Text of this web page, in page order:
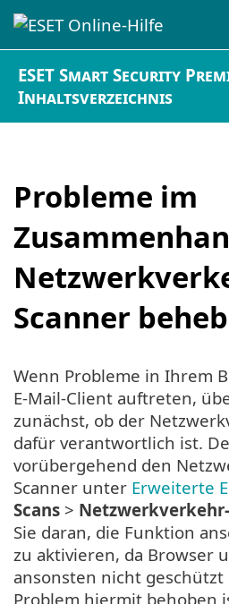
ESET Smart Security
Inhaltsverzeichnis
Probleme im
Scanner
Wenn Probleme in Ihrem
E-Mail-Client auftreten,
zunächst, ob der
dafür verantwortlich ist.
vorübergehend den
Scanner unter Erweiterte
Scans >
Sie daran, die Funktion
zu aktivieren, da Browser
ansonsten nicht geschützt
Problem hiermit behoben